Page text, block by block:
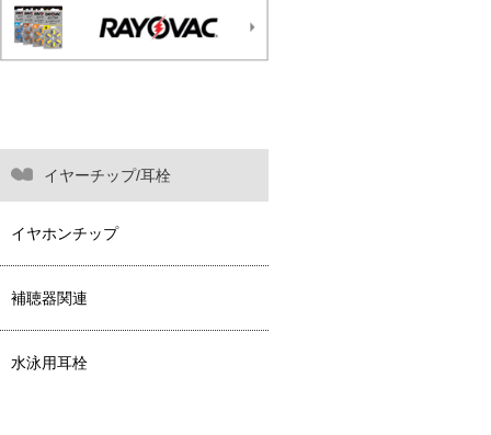
イヤーチップ/耳栓
イヤホンチップ
補聴器関連
水泳用耳栓